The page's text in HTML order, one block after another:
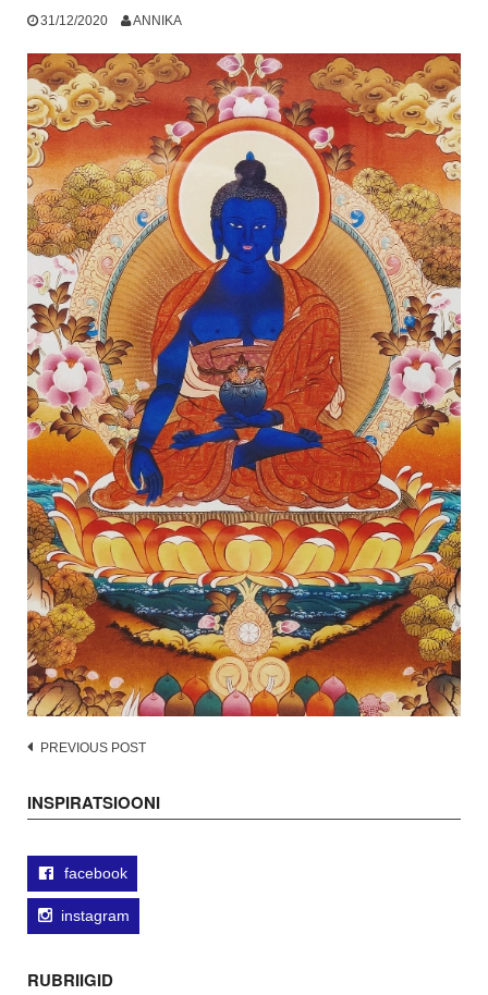
31/12/2020 ANNIKA
Post
PREVIOUS POST
INSPIRATSIOONI
facebook
instagram
RUBRIIGID